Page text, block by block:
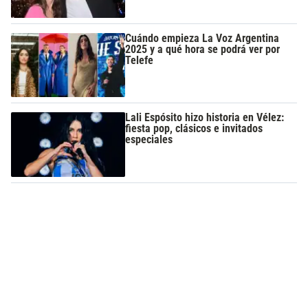
Cuándo empieza La Voz Argentina
2025 y a qué hora se podrá ver por
Telefe
Lali Espósito hizo historia en Vélez:
fiesta pop, clásicos e invitados
especiales